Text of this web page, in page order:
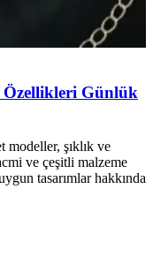
Özellikleri Günlük
modeller, şıklık ve
ve çeşitli malzeme
tasarımlar hakkında